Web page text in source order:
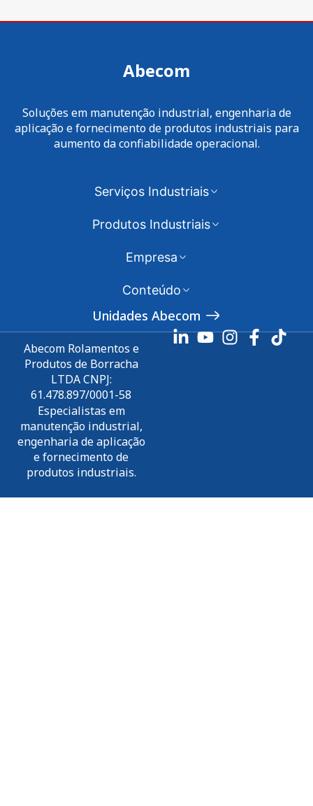
Abecom
Soluções em manutenção industrial, engenharia de
aplicação e fornecimento de produtos industriais para
aumento da confiabilidade operacional.
Serviços Industriais
Produtos Industriais
Empresa
Conteúdo
Unidades Abecom
Abecom Rolamentos e
Produtos de Borracha
LTDA CNPJ:
61.478.897/0001-58
Especialistas em
manutenção industrial,
engenharia de aplicação
e fornecimento de
produtos industriais.